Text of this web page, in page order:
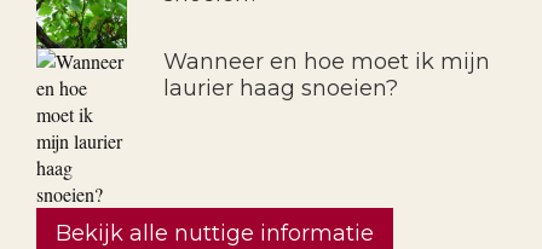
Wanneer en hoe moet ik mijn
laurier haag snoeien?
Bekijk alle nuttige informatie